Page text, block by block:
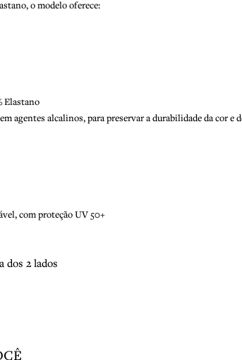
o modelo oferece:
Elastano
agentes alcalinos, para preservar a durabilidade da cor e
com proteção UV 50+
dos 2 lados